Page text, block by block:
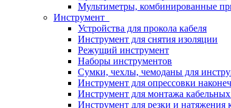
Мультиметры, комбинированные
Инструмент
Устройства для прокола кабеля
Инструмент для снятия изоляции
Режущий инструмент
Наборы инструментов
Сумки, чехлы, чемоданы для
Инструмент для опрессовки
Инструмент для монтажа
Инструмент для резки и натяжения